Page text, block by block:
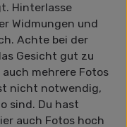
Hinterlasse
Widmungen und
Achte bei der
Gesicht gut zu
mehrere Fotos
nicht notwendig,
sind. Du hast
auch Fotos hoch